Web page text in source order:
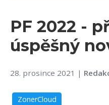
PF 2022 -
úspěšný
28. prosince 2021 |
ZonerCloud